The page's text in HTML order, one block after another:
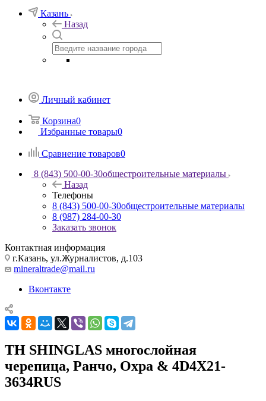
Казань
Назад
Личный кабинет
Корзина0
Избранные товары0
Сравнение товаров0
8 (843) 500-00-30общестроительные материалы
Назад
Телефоны
8 (843) 500-00-30общестроительные материалы
8 (987) 284-00-30
Заказать звонок
Контактная информация
г.Казань, ул.Журналистов, д.103
mineraltrade@mail.ru
Вконтакте
ТН SHINGLAS многослойная
черепица, Ранчо, Охра & 4D4X21-
3634RUS